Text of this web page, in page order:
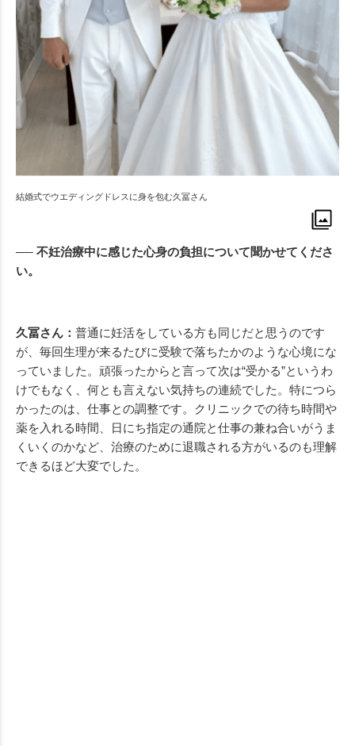
結婚式でウエディングドレスに身を包む久冨さん
── 不妊治療中に感じた心身の負担について聞かせてくださ
い。
久冨さん： 普通に妊活をしている方も同じだと思うのです
が、毎回生理が来るたびに受験で落ちたかのような心境にな
っていました。頑張ったからと言って次は“受かる”というわ
けでもなく、何とも言えない気持ちの連続でした。特につら
かったのは、仕事との調整です。クリニックでの待ち時間や
薬を入れる時間、日にち指定の通院と仕事の兼ね合いがうま
くいくのかなど、治療のために退職される方がいるのも理解
できるほど大変でした。